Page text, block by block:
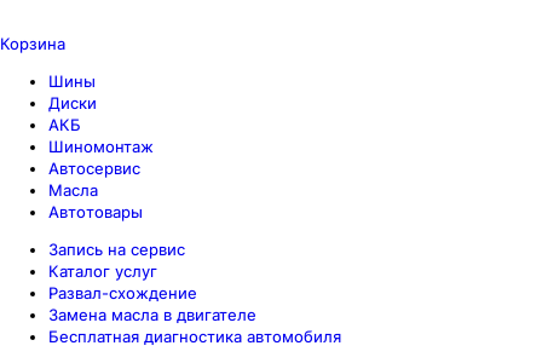
Корзина
Шины
Диски
АКБ
Шиномонтаж
Автосервис
Масла
Автотовары
Запись на сервис
Каталог услуг
Развал-схождение
Замена масла в двигателе
Бесплатная диагностика автомобиля